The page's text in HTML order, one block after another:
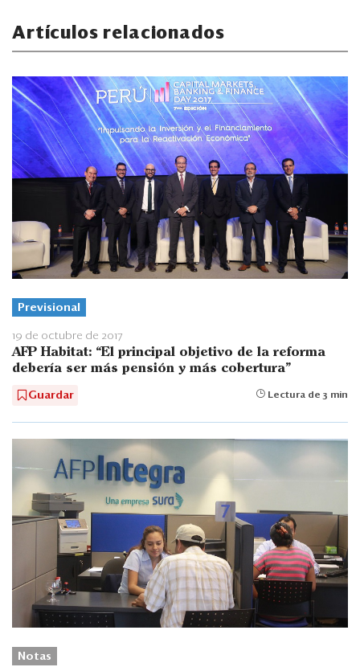
Artículos relacionados
Previsional
19 de octubre de 2017
AFP Habitat: “El principal objetivo de la reforma
debería ser más pensión y más cobertura”
Guardar Lectura de 3 min
Notas